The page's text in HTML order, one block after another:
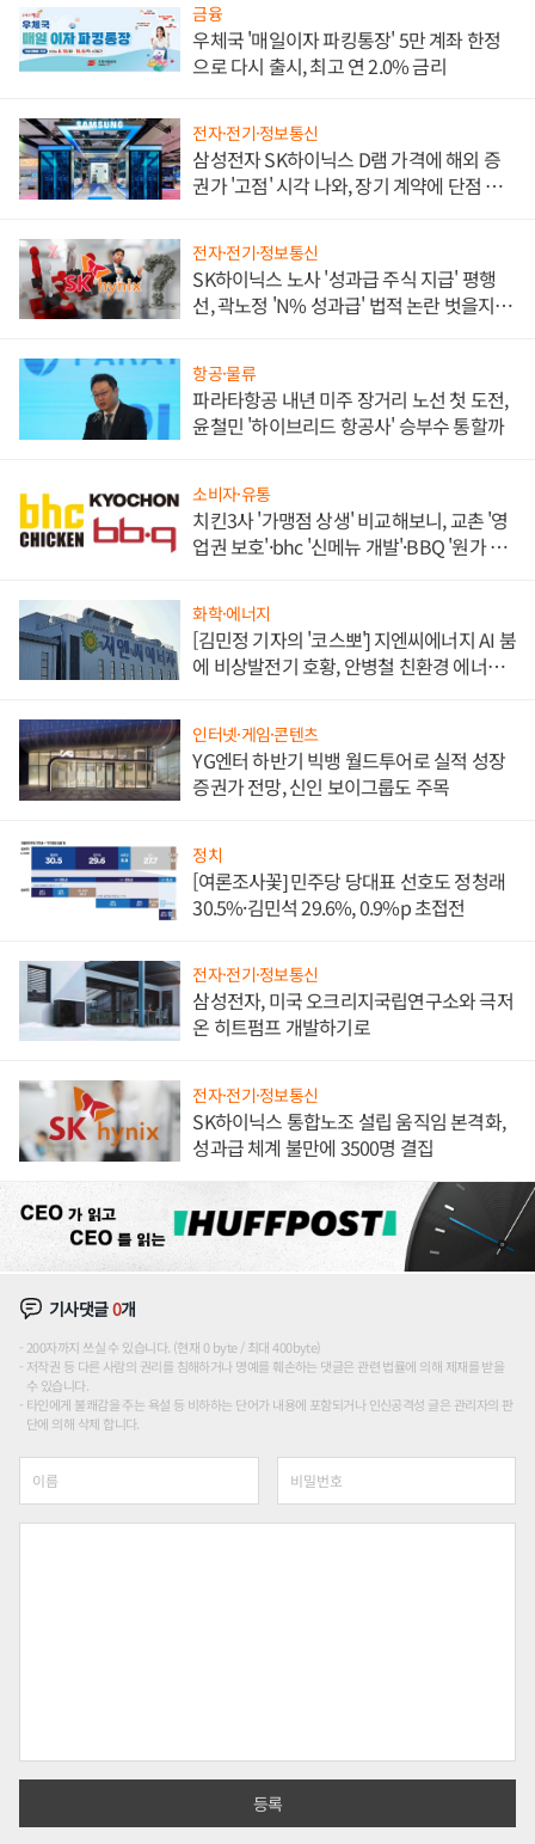
금융
우체국 '매일이자 파킹통장' 5만 계좌 한정
으로 다시 출시, 최고 연 2.0% 금리
전자·전기·정보통신
삼성전자 SK하이닉스 D램 가격에 해외 증
권가 '고점' 시각 나와, 장기 계약에 단점 부
전자·전기·정보통신
SK하이닉스 노사 '성과급 주식 지급' 평행
선, 곽노정 'N% 성과급' 법적 논란 벗을지 주
항공·물류
파라타항공 내년 미주 장거리 노선 첫 도전,
윤철민 '하이브리드 항공사' 승부수 통할까
소비자·유통
치킨3사 '가맹점 상생' 비교해보니, 교촌 '영
업권 보호'·bhc '신메뉴 개발'·BBQ '원가 부
화학·에너지
[김민정 기자의 '코스뽀'] 지엔씨에너지 AI 붐
에 비상발전기 호황, 안병철 친환경 에너지
인터넷·게임·콘텐츠
YG엔터 하반기 빅뱅 월드투어로 실적 성장
증권가 전망, 신인 보이그룹도 주목
정치
[여론조사꽃] 민주당 당대표 선호도 정청래
30.5%·김민석 29.6%, 0.9%p 초접전
전자·전기·정보통신
삼성전자, 미국 오크리지국립연구소와 극저
온 히트펌프 개발하기로
전자·전기·정보통신
SK하이닉스 통합노조 설립 움직임 본격화,
성과급 체계 불만에 3500명 결집
기사댓글0개
200자까지 쓰실 수 있습니다. (현재 0 byte / 최대 400byte)
저작권 등 다른 사람의 권리를 침해하거나 명예를 훼손하는 댓글은 관련 법률에 의해 제재를 받을
수 있습니다.
타인에게 불쾌감을 주는 욕설 등 비하하는 단어가 내용에 포함되거나 인신공격성 글은 관리자의 판
단에 의해 삭제 합니다.